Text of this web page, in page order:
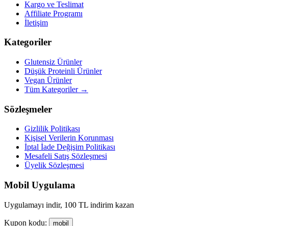
Kargo ve Teslimat
Affiliate Programı
İletişim
Kategoriler
Glutensiz Ürünler
Düşük Proteinli Ürünler
Vegan Ürünler
Tüm Kategoriler →
Sözleşmeler
Gizlilik Politikası
Kişisel Verilerin Korunması
İptal İade Değişim Politikası
Mesafeli Satış Sözleşmesi
Üyelik Sözleşmesi
Mobil Uygulama
Uygulamayı indir, 100 TL indirim kazan
Kupon kodu: mobil